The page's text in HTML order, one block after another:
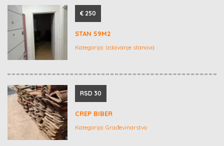
€ 250
STAN 59M2
Kategorija: Izdavanje stanova
RSD 30
CREP BIBER
Kategorija: Građevinarstvo